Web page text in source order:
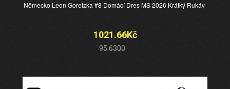
Německo Leon Goretzka #8 Domácí Dres MS 2026 Krátký Rukáv
1021.66Kč
95.6300